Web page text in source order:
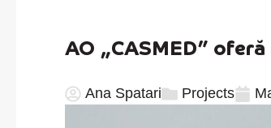
AO „CASMED”
Ana Spatari Projects